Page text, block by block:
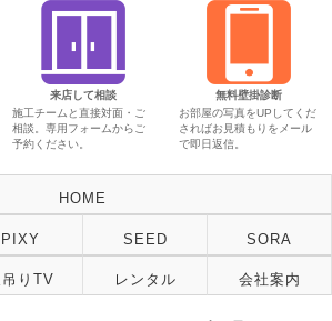
来店して相談
施工チームと直接対面・ご
相談。専用フォームからご
予約ください。
無料壁掛診断
お部屋の写真をUPしてくだ
さればお見積もりをメール
で即日返信。
HOME
PIXY SEED SORA
吊りTV レンタル 会社案内